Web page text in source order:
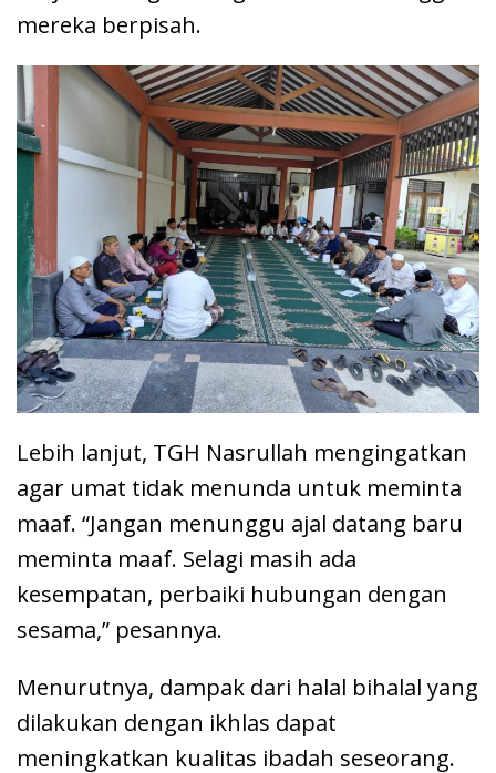
mereka berpisah.
Lebih lanjut, TGH Nasrullah mengingatkan
agar umat tidak menunda untuk meminta
maaf. “Jangan menunggu ajal datang baru
meminta maaf. Selagi masih ada
kesempatan, perbaiki hubungan dengan
sesama,” pesannya.
Menurutnya, dampak dari halal bihalal yang
dilakukan dengan ikhlas dapat
meningkatkan kualitas ibadah seseorang.